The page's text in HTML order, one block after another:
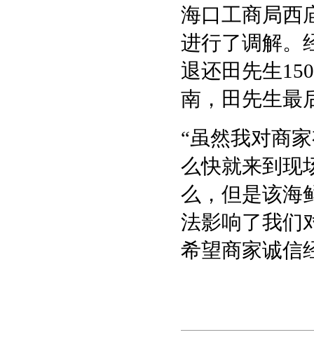
海口工商局西
进行了调解。
退还田先生
南，田先生最
“虽然我对商
么快就来到现
么，但是该海
法影响了我们
希望商家诚信